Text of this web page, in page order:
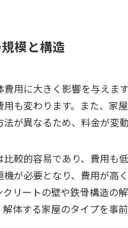
模と構造
用に大きく影響を与えま
も変わります。また、家
が異なるため、料金が変
較的容易であり、費用も
が必要となり、費用が高
リートの壁や鉄骨構造の
体する家屋のタイプを事